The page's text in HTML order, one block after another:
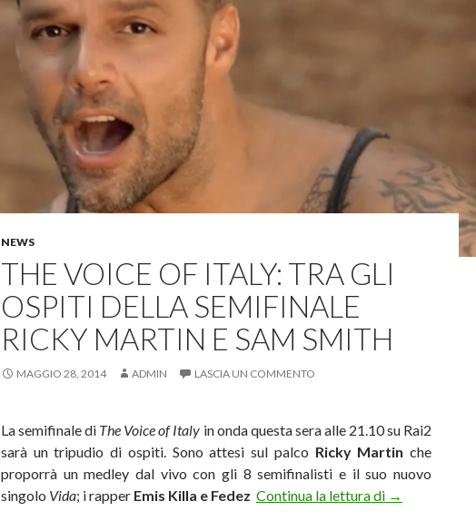
NEWS
THE VOICE OF ITALY: TRA GLI
OSPITI DELLA SEMIFINALE
RICKY MARTIN E SAM SMITH
MAGGIO 28, 2014 ADMIN LASCIA UN COMMENTO
La semifinale di The Voice of Italy in onda questa sera alle 21.10 su Rai2
sarà un tripudio di ospiti. Sono attesi sul palco Ricky Martinche
proporrà un medley dal vivo con gli 8 semifinalisti e il suo nuovo
singolo Vida; i rapper Emis Killa e Fedez Continua la lettura di The Voice of
→